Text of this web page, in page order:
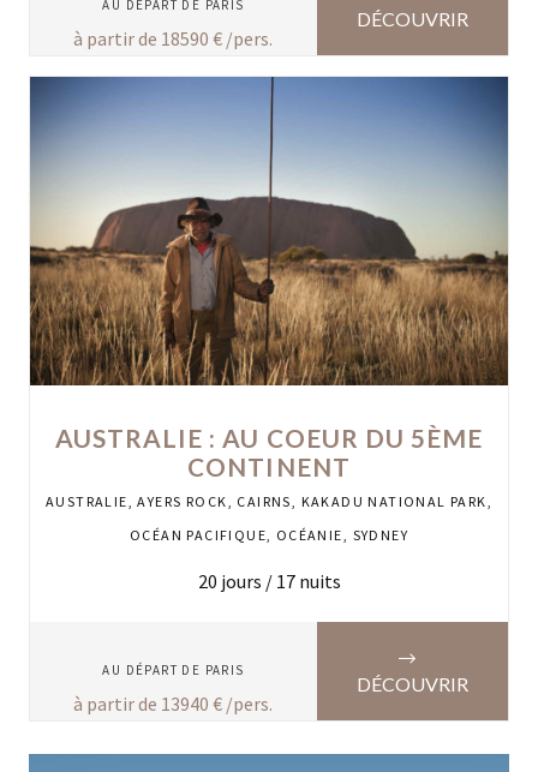
AU DÉPART DE PARIS
à partir de 18590 € /pers.
DÉCOUVRIR
AUSTRALIE : AU COEUR DU 5ÈME
CONTINENT
AUSTRALIE ,AYERS ROCK CAIRNS KAKADU NATIONAL PARK
OCÉAN PACIFIQUE
OCÉANIE SYDNEY
20 jours / 17nuits
AU DÉPART DE PARIS
à partir de 13940 € /pers.
DÉCOUVRIR